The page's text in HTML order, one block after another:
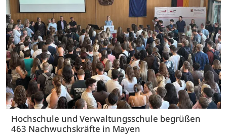
Hochschule und Verwaltungsschule begrüßen
463 Nachwuchskräfte in Mayen